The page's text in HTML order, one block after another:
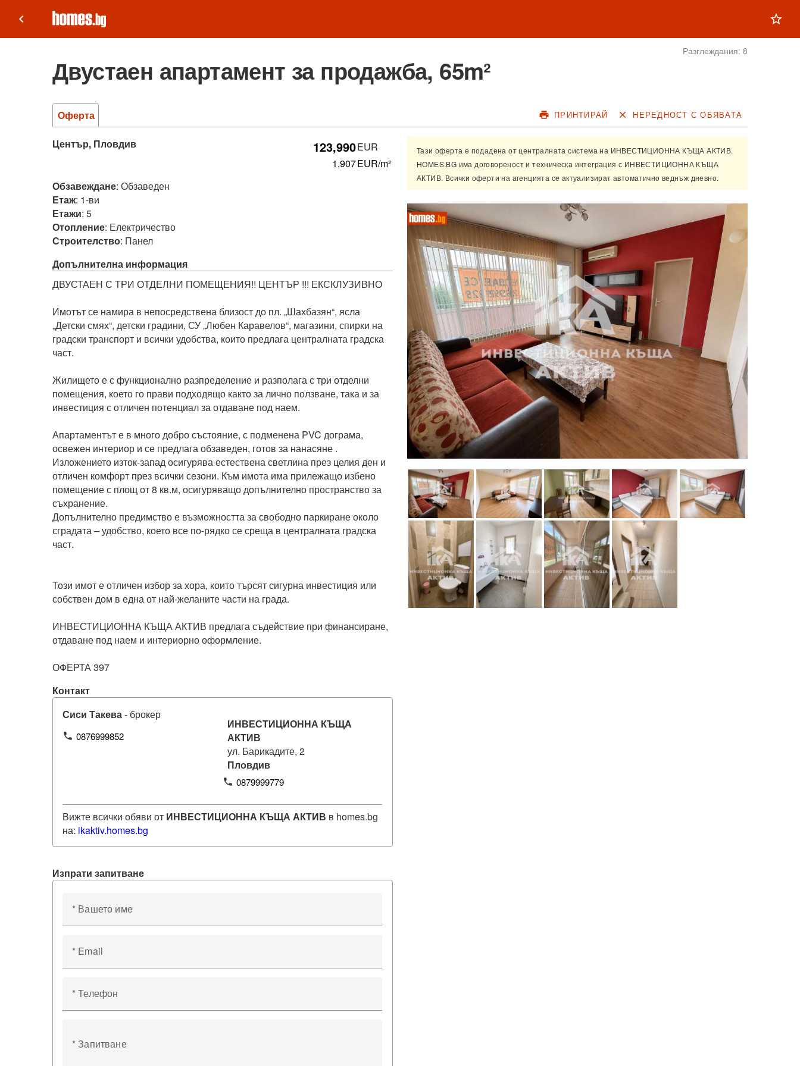
keyboard_arrow_left star_outline
Разглеждания: 8
Двустаен апартамент за продажба, 65m²
Оферта print ПРИНТИРАЙ close НЕРЕДНОСТ С ОБЯВАТА
Тази оферта е подадена от централната система на ИНВЕСТИЦИОННА КЪЩА АКТИВ.
HOMES.BG има договореност и техническа интеграция с ИНВЕСТИЦИОННА КЪЩА
АКТИВ. Всички оферти на агенцията се актуализират автоматично веднъж дневно.
Център, Пловдив 123,990EUR
1,907EUR/m²
Обзавеждане: Обзаведен
Етаж: 1-ви
Етажи: 5
Отопление: Електричество
Строителство: Панел
Допълнителна информация
ДВУСТАЕН С ТРИ ОТДЕЛНИ ПОМЕЩЕНИЯ!! ЦЕНТЪР !!! ЕКСКЛУЗИВНО
Имотът се намира в непосредствена близост до пл. „Шахбазян“, ясла
„Детски смях“, детски градини, СУ „Любен Каравелов“, магазини, спирки на
градски транспорт и всички удобства, които предлага централната градска
част.
Жилището е с функционално разпределение и разполага с три отделни
помещения, което го прави подходящо както за лично ползване, така и за
инвестиция с отличен потенциал за отдаване под наем.
Апартаментът е в много добро състояние, с подменена PVC дограма,
освежен интериор и се предлага обзаведен, готов за нанасяне .
Изложението изток-запад осигурява естествена светлина през целия ден и
отличен комфорт през всички сезони. Към имота има прилежащо избено
помещение с площ от 8 кв.м, осигуряващо допълнително пространство за
съхранение.
Допълнително предимство е възможността за свободно паркиране около
сградата – удобство, което все по-рядко се среща в централната градска
част.
Този имот е отличен избор за хора, които търсят сигурна инвестиция или
собствен дом в една от най-желаните части на града.
ИНВЕСТИЦИОННА КЪЩА АКТИВ предлага съдействие при финансиране,
отдаване под наем и интериорно оформление.
Контакт
Сиси Такева- брокер
phone 0876999852
ИНВЕСТИЦИОННА КЪЩА
АКТИВ
ул. Барикадите, 2
Пловдив
phone 0879999779
Вижте всички обяви от ИНВЕСТИЦИОННА КЪЩА АКТИВ в homes.bg
на: ikaktiv.homes.bg
Изпрати запитване
* Вашето име
* Email
* Телефон
* Запитване